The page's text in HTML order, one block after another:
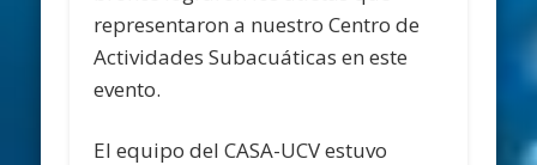
representaron a nuestro Centro de
Actividades Subacuáticas en este
evento.
El equipo del CASA-UCV estuvo